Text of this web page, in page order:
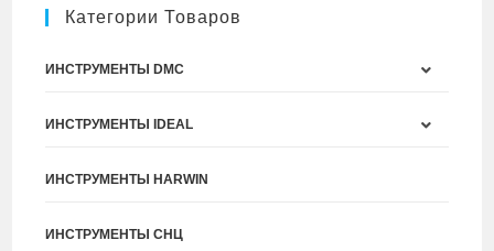
Категории Товаров
ИНСТРУМЕНТЫ DMC
ИНСТРУМЕНТЫ IDEAL
ИНСТРУМЕНТЫ HARWIN
ИНСТРУМЕНТЫ СНЦ